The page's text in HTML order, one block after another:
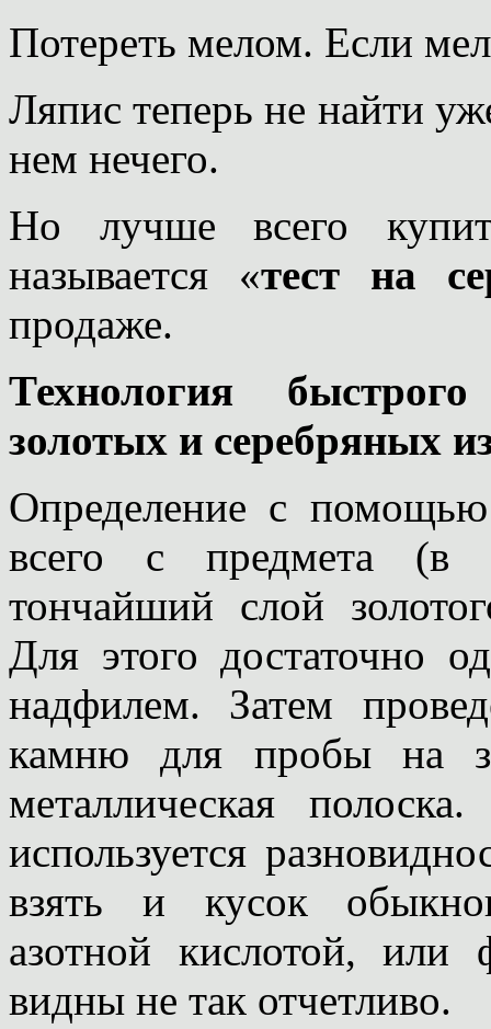
Потереть мелом. Если
Ляпис теперь не найти
нем нечего.
Но лучше всего
называется «тест на
продаже.
Технология
золотых и серебряных
Определение с
всего с предмета (в
тончайший слой
Для этого достаточно
надфилем. Затем
камню для пробы на
металлическая
используется
взять и кусок
азотной кислотой,
видны не так отчетливо.